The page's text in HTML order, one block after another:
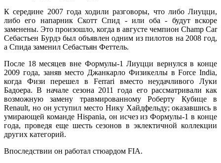
К середине 2007 года ходили разговоры, что либо Лиуцци,
либо его напарник Скотт Спид - или оба - будут вскоре
заменены. Это произошло, когда в августе чемпион Champ Car
Себастьен Бурдэ был объявлен одним из пилотов на 2008 год,
а Спида заменил Себастьян Феттель.
После 18 месяцев вне Формулы-1 Лиуцци вернулся в конце
2009 года, заняв место Джанкарло Физикеллы в Force India,
когда Физи перешел в Ferrari вместо неудачливого Луки
Бадоера. В начале сезона 2011 года его рассматривали как
возможную замену травмированному Роберту Кубице в
Renault, но он уступил место Нику Хайдфельду; оказавшись в
умирающей команде Hispania, он исчез из Формулы-1 в конце
года, проведя еще шесть сезонов в эклектичной коллекции
других категорий.
Впоследствии он работал стюардом FIA.